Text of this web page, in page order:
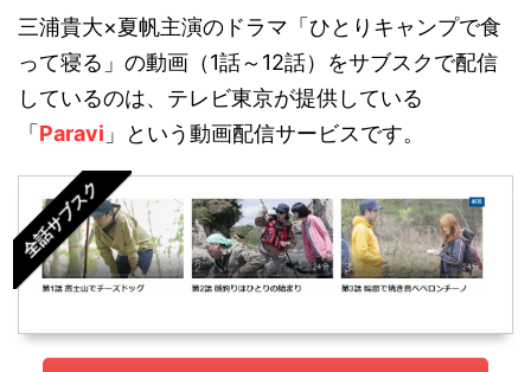
三浦貴大×夏帆主演のドラマ「ひとりキャンプで食
って寝る」の動画（1話～12話）をサブスクで配信
しているのは、テレビ東京が提供している
「Paravi 」という動画配信サービスです。
全話サブスク